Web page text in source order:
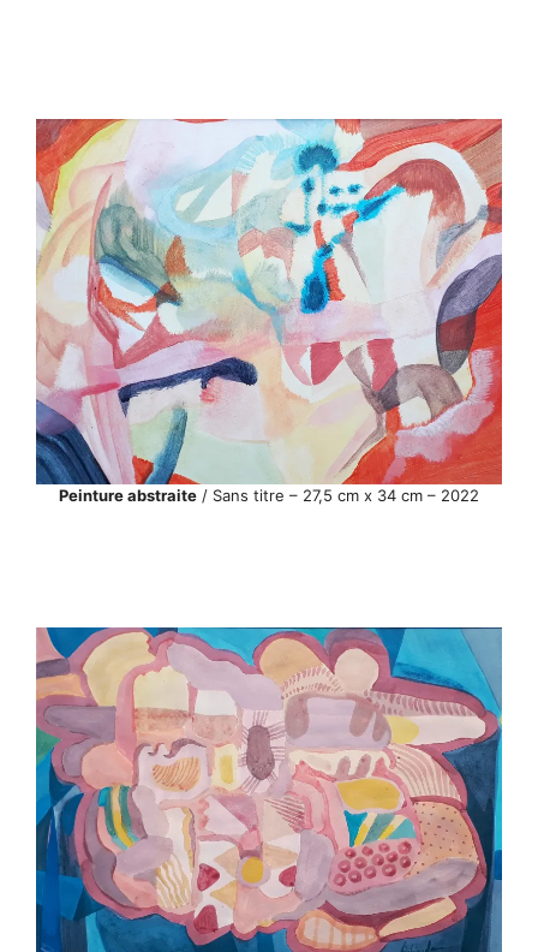
Peinture abstraite / Sans titre – 27,5 cm x 34 cm – 2022